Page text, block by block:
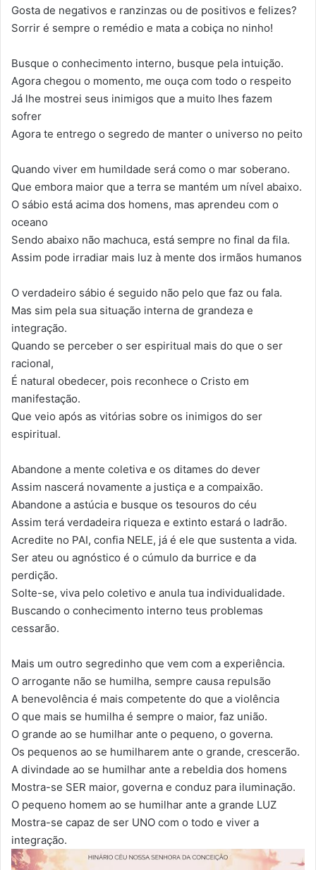
Gosta de negativos e ranzinzas ou de positivos e felizes?
Sorrir é sempre o remédio e mata a cobiça no ninho!
Busque o conhecimento interno, busque pela intuição.
Agora chegou o momento, me ouça com todo o respeito
Já lhe mostrei seus inimigos que a muito lhes fazem
sofrer
Agora te entrego o segredo de manter o universo no peito
Quando viver em humildade será como o mar soberano.
Que embora maior que a terra se mantém um nível abaixo.
O sábio está acima dos homens, mas aprendeu com o
oceano
Sendo abaixo não machuca, está sempre no final da fila.
Assim pode irradiar mais luz à mente dos irmãos humanos
O verdadeiro sábio é seguido não pelo que faz ou fala.
Mas sim pela sua situação interna de grandeza e
integração.
Quando se perceber o ser espiritual mais do que o ser
racional,
É natural obedecer, pois reconhece o Cristo em
manifestação.
Que veio após as vitórias sobre os inimigos do ser
espiritual.
Abandone a mente coletiva e os ditames do dever
Assim nascerá novamente a justiça e a compaixão.
Abandone a astúcia e busque os tesouros do céu
Assim terá verdadeira riqueza e extinto estará o ladrão.
Acredite no PAI, confia NELE, já é ele que sustenta a vida.
Ser ateu ou agnóstico é o cúmulo da burrice e da
perdição.
Solte-se, viva pelo coletivo e anula tua individualidade.
Buscando o conhecimento interno teus problemas
cessarão.
Mais um outro segredinho que vem com a experiência.
O arrogante não se humilha, sempre causa repulsão
A benevolência é mais competente do que a violência
O que mais se humilha é sempre o maior, faz união.
O grande ao se humilhar ante o pequeno, o governa.
Os pequenos ao se humilharem ante o grande, crescerão.
A divindade ao se humilhar ante a rebeldia dos homens
Mostra-se SER maior, governa e conduz para iluminação.
O pequeno homem ao se humilhar ante a grande LUZ
Mostra-se capaz de ser UNO com o todo e viver a
integração.